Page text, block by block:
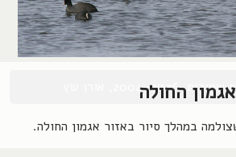
החולה
במהלך סיור באזור אגמון החולה.
2026, אורן שץ